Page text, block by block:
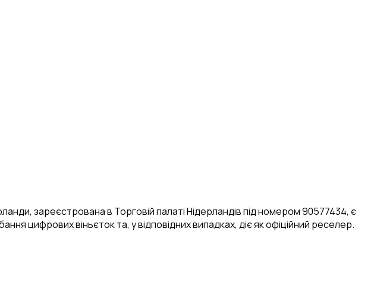
зареєстрована в Торговій палаті Нідерландів під номером 90577434, є
цифрових віньєток та, у відповідних випадках, діє як офіційний реселер.